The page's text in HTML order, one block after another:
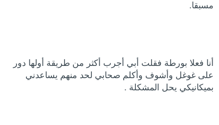
مسبقا.
أنا فعلا بورطة فقلت أبي أجرب أكثر من طريقة أولها دور
على غوغل وأشوف وأكلم صحابي لحد منهم يساعدني
بميكانيكي يحل المشكلة .